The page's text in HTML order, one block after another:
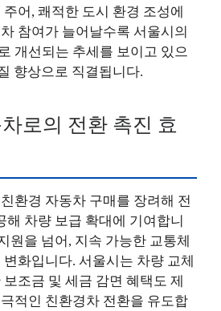
어, 쾌적한 도시 환경 조성에
참여가 늘어날수록 서울시의
개선되는 추세를 보이고 있으
향상으로 직결됩니다.
로의 전환 촉진 효
환경 자동차 구매를 장려해 전
해 차량 보급 확대에 기여합니
원을 넘어, 지속 가능한 교통체
화입니다. 서울시는 차량 교체
조금 및 세금 감면 혜택도 제
적인 친환경차 전환을 유도합